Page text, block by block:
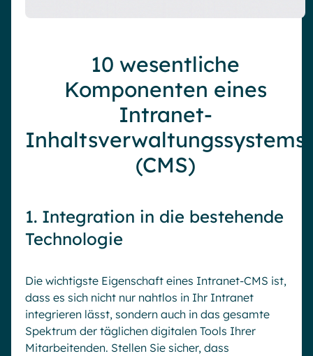
10 wesentliche
Komponenten eines
Intranet-
Inhaltsverwaltungssystems
(CMS)
1. Integration in die bestehende
Technologie
Die wichtigste Eigenschaft eines Intranet-CMS ist,
dass es sich nicht nur nahtlos in Ihr Intranet
integrieren lässt, sondern auch in das gesamte
Spektrum der täglichen digitalen Tools Ihrer
Mitarbeitenden. Stellen Sie sicher, dass